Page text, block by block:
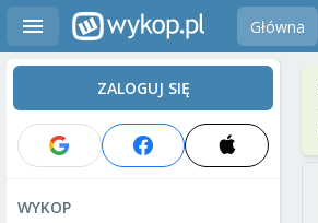
Główna
ZALOGUJ SIĘ
WYKOP